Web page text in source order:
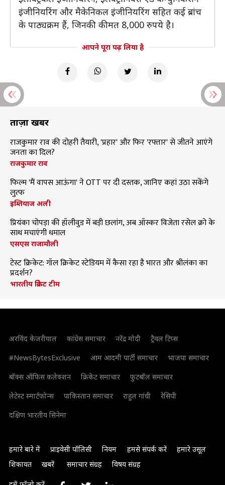
इंजीनियरिंग और मैकेनिकल इंजीनियरिंग सहित कई ब्रांच
के पाठ्यक्रम हैं, जिनकी कीमत 8,000 रुपये है।
आपने पूरा पढ़ लिया है
ताज़ा खबरें
राजकुमार राव की दोहरी तैयारी, 'प्रहार' और फिर 'रफ्तार' से जीतने आएंगे
जनता का दिल?
राजकुमार राव
फिल्म 'मैं वापस आऊंगा' ने OTT पर दी दस्तक, जानिए कहां उठा सकेंगे
लुत्फ
इम्तियाज अली
प्रियंका चोपड़ा की हॉलीवुड में बड़ी छलांग, अब ऑस्कर विजेता रसेल क्रो के
साथ मचाएंगी धमाल
एसएस राजामौली
टेस्ट क्रिकेट: गॉल क्रिकेट स्टेडियम में कैसा रहा है भारत और श्रीलंका का
प्रदर्शन?
भारतीय क्रिकेट टीम
अरविंद केजरीवाल कांग्रेस समाचार नरेंद्र मोदी
ट्रैवल टिप्स
#NewsBytesExclusive
आम आदमी पार्टी समाचार
भाजपा समाचार
बॉक्स ऑफिस कलेक्शन
क्रिकेट समाचार
फुटबॉल समाचार
लेटेस्ट स्मार्टफोन्स
पाकिस्तान समाचार राहुल गांधी
रेसिपी
दक्षिण भारतीय सिनेमा
हमारे बारे में प्राइवेसी पॉलिसी नियम हमसे संपर्क करें
हमारे उसूल
शिकायत
खबरें समाचार संग्रह विषय संग्रह